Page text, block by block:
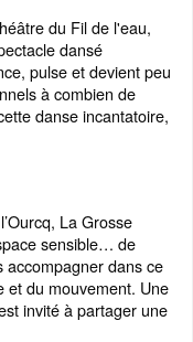
du Fil de l'eau,
dansé
pulse et devient peu
à combien de
danse incantatoire,
La Grosse
sensible… de
accompagner dans ce
et du mouvement. Une
invité à partager une